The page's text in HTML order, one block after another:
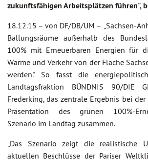
zukunftsfähigen Arbeitsplätzen führen",
18.12.15 – von DF/DB/UM – „Sachsen-
Ballungsräume außerhalb des
100% mit Erneuerbaren Energien für
Wärme und Verkehr von der Fläche
werden." So fasst die
Landtagsfraktion BÜNDNIS 90/DIE
Frederking, das zentrale Ergebnis bei
Präsentation des grünen 100%-
Szenario im Landtag zusammen.
„Das Szenario zeigt die realistische
aktuellen Beschlüsse der Pariser